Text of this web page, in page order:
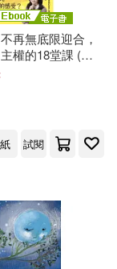
再無底限迎合，
權的18堂課 (電
紙
試閱